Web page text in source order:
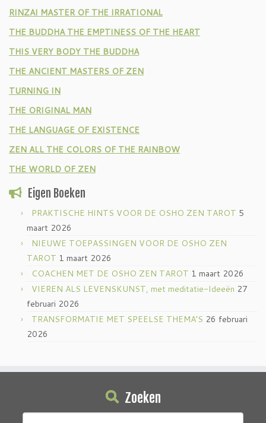
RINZAI MASTER OF THE IRRATIONAL
THE BUDDHA THE EMPTINESS OF THE HEART
THIS VERY BODY THE BUDDHA
THE ANCIENT MASTERS OF ZEN
TURNING IN
THE ORIGINAL MAN
THE LANGUAGE OF EXISTENCE
ZEN ALL THE COLORS OF THE RAINBOW
THE WORLD OF ZEN
Eigen Boeken
PRAKTISCHE HINTS VOOR DE OSHO ZEN TAROT 5
maart 2026
NIEUWE TOEPASSINGEN VOOR DE OSHO ZEN
TAROT 1 maart 2026
COACHEN MET DE OSHO ZEN TAROT 1 maart 2026
VIEREN ALS LEVENSKUNST, met meditatie-Ideeën 27
februari 2026
TRANSFORMATIE MET SPEELSE THEMA’S 26 februari
2026
Zoeken